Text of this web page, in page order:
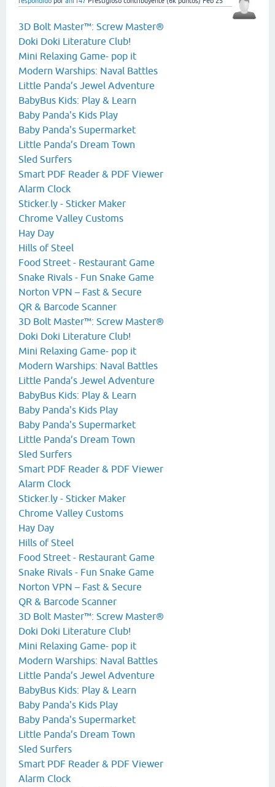
3D Bolt Master™: Screw Master®
Doki Doki Literature Club!
Mini Relaxing Game- pop it
Modern Warships: Naval Battles
Little Panda’s Jewel Adventure
BabyBus Kids: Play & Learn
Baby Panda's Kids Play
Baby Panda's Supermarket
Little Panda’s Dream Town
Sled Surfers
Smart PDF Reader & PDF Viewer
Alarm Clock
Sticker.ly - Sticker Maker
Chrome Valley Customs
Hay Day
Hills of Steel
Food Street - Restaurant Game
Snake Rivals - Fun Snake Game
Norton VPN – Fast & Secure
QR & Barcode Scanner
3D Bolt Master™: Screw Master®
Doki Doki Literature Club!
Mini Relaxing Game- pop it
Modern Warships: Naval Battles
Little Panda’s Jewel Adventure
BabyBus Kids: Play & Learn
Baby Panda's Kids Play
Baby Panda's Supermarket
Little Panda’s Dream Town
Sled Surfers
Smart PDF Reader & PDF Viewer
Alarm Clock
Sticker.ly - Sticker Maker
Chrome Valley Customs
Hay Day
Hills of Steel
Food Street - Restaurant Game
Snake Rivals - Fun Snake Game
Norton VPN – Fast & Secure
QR & Barcode Scanner
3D Bolt Master™: Screw Master®
Doki Doki Literature Club!
Mini Relaxing Game- pop it
Modern Warships: Naval Battles
Little Panda’s Jewel Adventure
BabyBus Kids: Play & Learn
Baby Panda's Kids Play
Baby Panda's Supermarket
Little Panda’s Dream Town
Sled Surfers
Smart PDF Reader & PDF Viewer
Alarm Clock